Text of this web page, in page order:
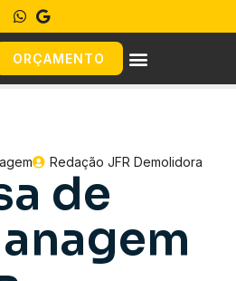
ORÇAMENTO
Redação JFR Demolidora
de